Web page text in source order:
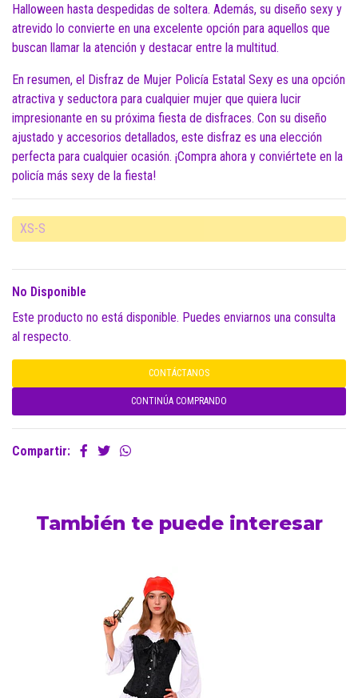
Halloween hasta despedidas de soltera. Además, su diseño sexy y
atrevido lo convierte en una excelente opción para aquellos que
buscan llamar la atención y destacar entre la multitud.
En resumen, el Disfraz de Mujer Policía Estatal Sexy es una opción
atractiva y seductora para cualquier mujer que quiera lucir
impresionante en su próxima fiesta de disfraces. Con su diseño
ajustado y accesorios detallados, este disfraz es una elección
perfecta para cualquier ocasión. ¡Compra ahora y conviértete en la
policía más sexy de la fiesta!
XS-S
No Disponible
Este producto no está disponible. Puedes enviarnos una consulta
al respecto.
CONTÁCTANOS
CONTINÚA COMPRANDO
Compartir:
También te puede interesar